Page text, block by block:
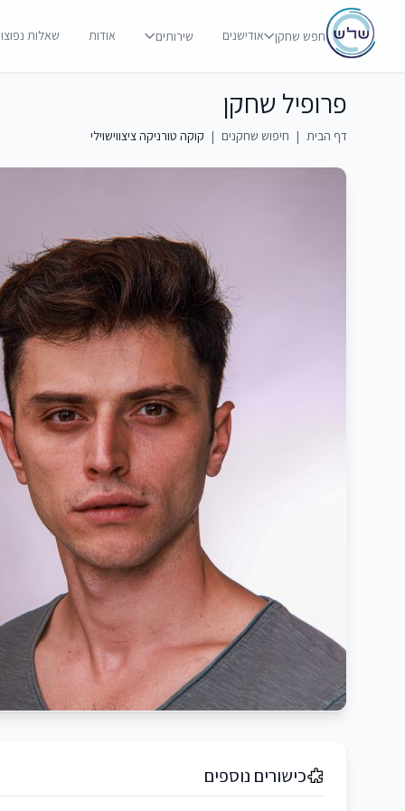
חפש שחקן אודישנים שירותים אודות שאלות
פרופיל שחקן
דף הבית | חיפוש שחקנים | קוקה טורניקה ציצווישוילי
כישורים נוספים